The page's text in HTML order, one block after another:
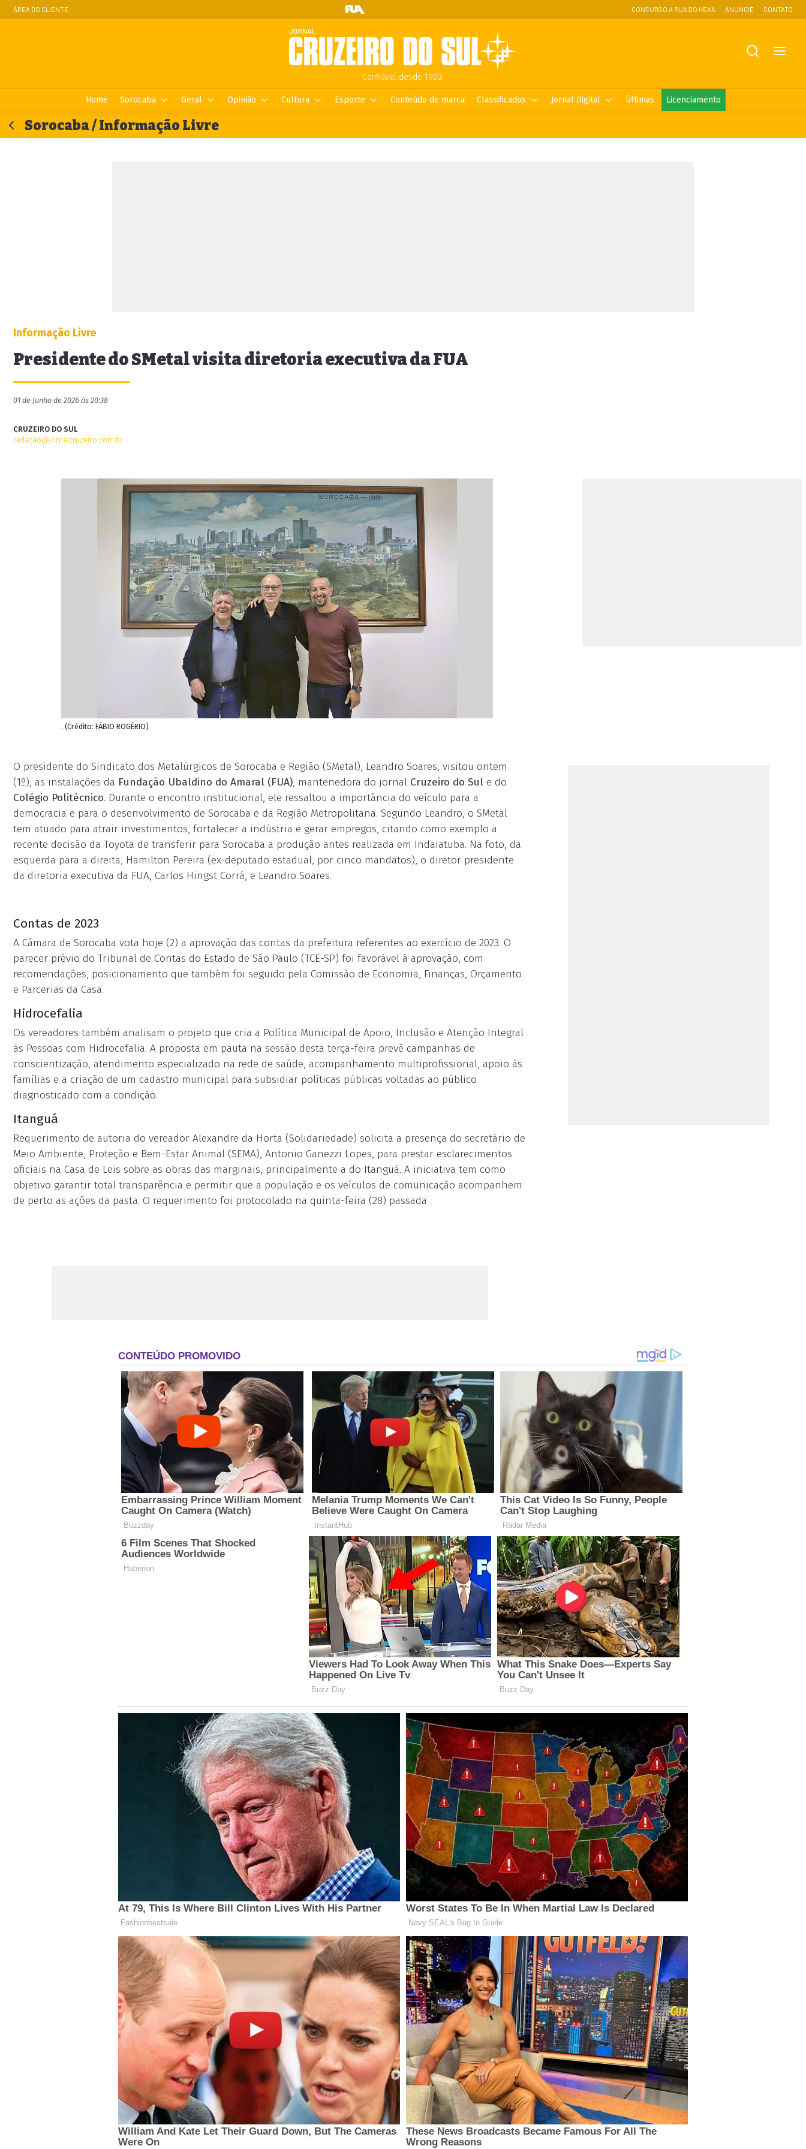
ÁREA DO CLIENTE CONCURSO A RUA DO HEXA ANUNCIE CONTATO
Confiável desde 1903.
Home Sorocaba Geral Opinião Cultura Esporte Conteúdo de marca Classificados Jornal Digital Últimas Licenciamento
Sorocaba / Informação Livre
Informação Livre
Presidente do SMetal visita diretoria executiva da FUA
01 de Junho de 2026 às 20:38
CRUZEIRO DO SUL
redacao@jornalcruzeiro.com.br
. (Crédito: FÁBIO ROGÉRIO)
O presidente do Sindicato dos Metalúrgicos de Sorocaba e Região (SMetal), Leandro Soares, visitou ontem
(1º), as instalações da Fundação Ubaldino do Amaral (FUA), mantenedora do jornal Cruzeiro do Sul e do
Colégio Politécnico. Durante o encontro institucional, ele ressaltou a importância do veículo para a
democracia e para o desenvolvimento de Sorocaba e da Região Metropolitana. Segundo Leandro, o SMetal
tem atuado para atrair investimentos, fortalecer a indústria e gerar empregos, citando como exemplo a
recente decisão da Toyota de transferir para Sorocaba a produção antes realizada em Indaiatuba. Na foto, da
esquerda para a direita, Hamilton Pereira (ex-deputado estadual, por cinco mandatos), o diretor presidente
da diretoria executiva da FUA, Carlos Hingst Corrá, e Leandro Soares.
Contas de 2023
A Câmara de Sorocaba vota hoje (2) a aprovação das contas da prefeitura referentes ao exercício de 2023. O
parecer prévio do Tribunal de Contas do Estado de São Paulo (TCE-SP) foi favorável à aprovação, com
recomendações, posicionamento que também foi seguido pela Comissão de Economia, Finanças, Orçamento
e Parcerias da Casa.
Hidrocefalia
Os vereadores também analisam o projeto que cria a Política Municipal de Apoio, Inclusão e Atenção Integral
às Pessoas com Hidrocefalia. A proposta em pauta na sessão desta terça-feira prevê campanhas de
conscientização, atendimento especializado na rede de saúde, acompanhamento multiprofissional, apoio às
famílias e a criação de um cadastro municipal para subsidiar políticas públicas voltadas ao público
diagnosticado com a condição.
Itanguá
Requerimento de autoria do vereador Alexandre da Horta (Solidariedade) solicita a presença do secretário de
Meio Ambiente, Proteção e Bem-Estar Animal (SEMA), Antonio Ganezzi Lopes, para prestar esclarecimentos
oficiais na Casa de Leis sobre as obras das marginais, principalmente a do Itanguá. A iniciativa tem como
objetivo garantir total transparência e permitir que a população e os veículos de comunicação acompanhem
de perto as ações da pasta. O requerimento foi protocolado na quinta-feira (28) passada .